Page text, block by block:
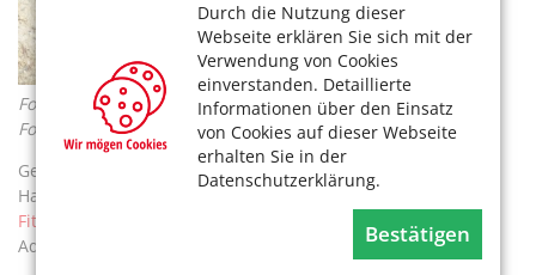
Durch die Nutzung dieser
Webseite erklären Sie sich mit der
Verwendung von Cookies
einverstanden. Detaillierte
Informationen über den Einsatz
von Cookies auf dieser Webseite
erhalten Sie in der
Datenschutzerklärung.
Bestätigen
Foto oben: Thilo Schmülgen,
Foto unten: Thomas Banneyer
Gerade im Sommer macht Sport draußen doch richtig Spaß.
Haben Sie es schon mal mit
oder
Fitnesstraining im Park
versucht? Lesen Sie jeweils Vereine,
Adressen, Termine in Köln für Ihren neuen Lieblingssport.